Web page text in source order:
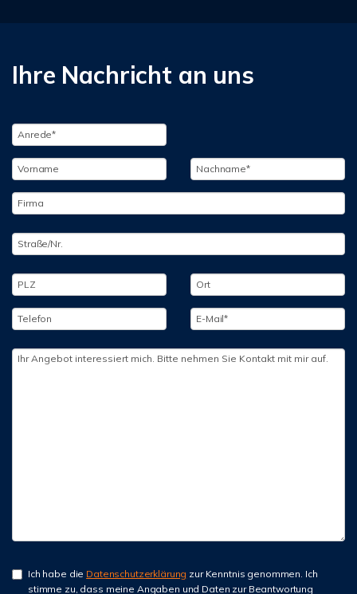
Ihre Nachricht an uns
Ich habe die Datenschutzerklärung zur Kenntnis genommen. Ich
stimme zu, dass meine Angaben und Daten zur Beantwortung